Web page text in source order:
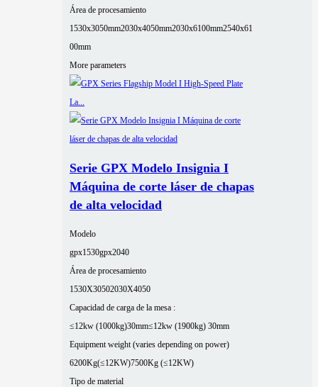
Área de procesamiento
1530x3050mm2030x4050mm2030x6100mm2540x61
00mm
More parameters
Serie GPX Modelo Insignia I
Máquina de corte láser de chapas
de alta velocidad
Modelo
gpx1530gpx2040
Área de procesamiento
1530X30502030X4050
Capacidad de carga de la mesa :
≤12kw (1000kg)30mm≤12kw (1900kg) 30mm
Equipment weight (varies depending on power)
6200Kg(≤12KW)7500Kg (≤12KW)
Tipo de material